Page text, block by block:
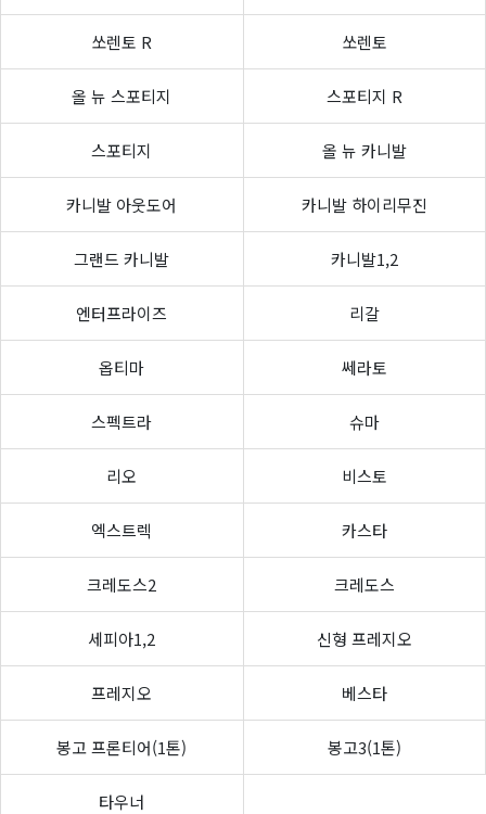
쏘렌토 R 쏘렌토
올 뉴 스포티지 스포티지 R
스포티지 올 뉴 카니발
카니발 아웃도어 카니발 하이리무진
그랜드 카니발 카니발1,2
엔터프라이즈 리갈
옵티마 쎄라토
스펙트라 슈마
리오 비스토
엑스트렉 카스타
크레도스2 크레도스
세피아1,2 신형 프레지오
프레지오 베스타
봉고 프론티어(1톤) 봉고3(1톤)
타우너